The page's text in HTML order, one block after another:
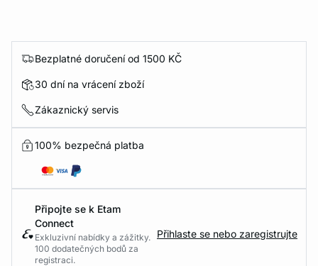
Bezplatné doručení od 1500 KČ
30 dní na vrácení zboží
Zákaznický servis
100% bezpečná platba
Připojte se k Etam
Connect
Exkluzivní nabídky a zážitky.
100 dodatečných bodů za
registraci.
Přihlaste se nebo zaregistrujte